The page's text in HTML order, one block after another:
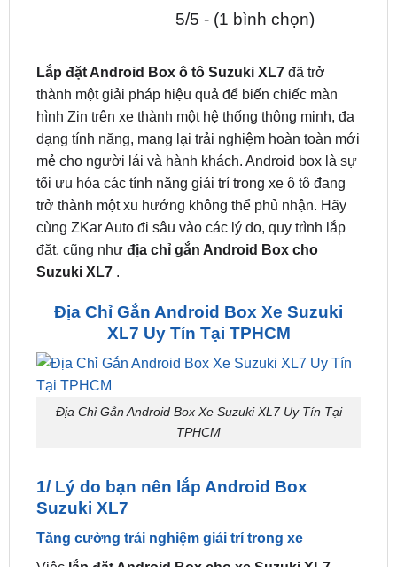
5/5 - (1 bình chọn)
Lắp đặt Android Box ô tô Suzuki XL7đã trở
thành một giải pháp hiệu quả để biến chiếc màn
hình Zin trên xe thành một hệ thống thông minh, đa
dạng tính năng, mang lại trải nghiệm hoàn toàn mới
mẻ cho người lái và hành khách. Android box là sự
tối ưu hóa các tính năng giải trí trong xe ô tô đang
trở thành một xu hướng không thể phủ nhận. Hãy
đặt, cũng nhưđịa chỉ gắn Android Box cho
Suzuki XL7.
Địa Chỉ Gắn Android Box Xe Suzuki
XL7 Uy Tín Tại TPHCM
Địa Chỉ Gắn Android Box Xe Suzuki XL7 Uy Tín Tại
1/ Lý do bạn nên lắp Android Box